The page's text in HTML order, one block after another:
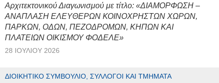
Αρχιτεκτονικού Διαγωνισμού με τίτλο: «ΔΙΑΜΟΡΦΩΣΗ –
ΑΝΑΠΛΑΣΗ ΕΛΕΥΘΕΡΩΝ ΚΟΙΝΟΧΡΗΣΤΩΝ ΧΩΡΩΝ,
ΠΑΡΚΩΝ, ΟΔΩΝ, ΠΕΖΟΔΡΟΜΩΝ, ΚΗΠΩΝ ΚΑΙ
ΠΛΑΤΕΙΩΝ ΟΙΚΙΣΜΟΥ ΦΟΔΕΛΕ»
28 ΙΟΥΛΊΟΥ 2026
ΔΙΟΙΚΗΤΙΚΌ ΣΥΜΒΟΎΛΙΟ, ΣΎΛΛΟΓΟΙ ΚΑΙ ΤΜΉΜΑΤΑ